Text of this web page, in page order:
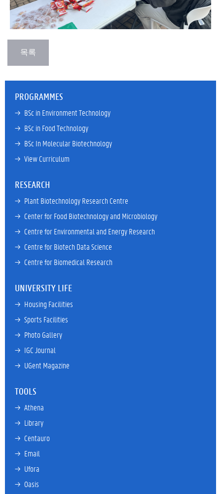
PROGRAMMES
→ BSc in Environment Technology
→ BSc in Food Technology
→ BSc In Molecular Biotechnology
→ View Curriculum
RESEARCH
→ Plant Biotechnology Research Centre
→ Center for Food Biotechnology and Microbiology
→ Centre for Environmental and Energy Research
→ Centre for Biotech Data Science
→ Centre for Biomedical Research
UNIVERSITY LIFE
→ Housing Facilities
→ Sports Facilities
→ Photo Gallery
→ IGC Journal
→ UGent Magazine
TOOLS
→ Athena
→ Library
→ Centauro
→ Email
→ Ufora
→ Oasis